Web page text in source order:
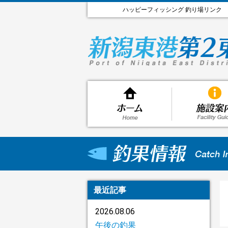
ハッピーフィッシング 釣り場リンク
最近記事
2026.08.06
午後の釣果